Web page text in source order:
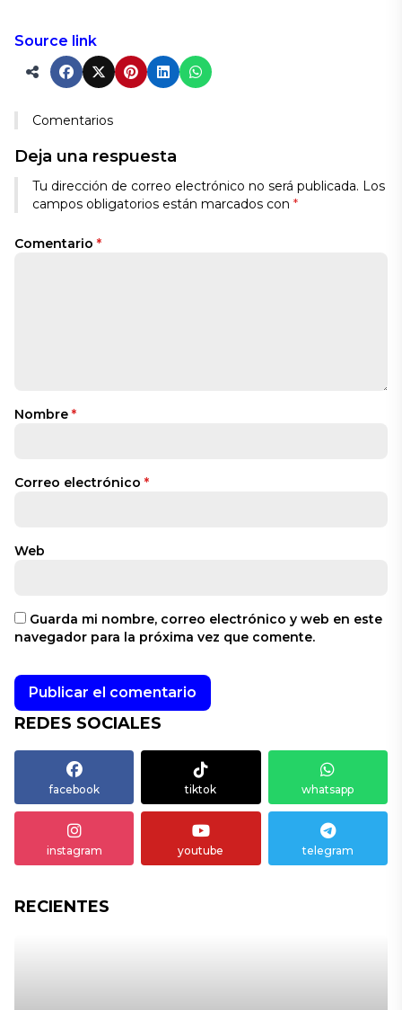
Source link
Comentarios
Deja una respuesta
Tu dirección de correo electrónico no será publicada. Los
campos obligatorios están marcados con *
Comentario *
Nombre *
Correo electrónico *
Web
Guarda mi nombre, correo electrónico y web en este
navegador para la próxima vez que comente.
Alternative:
REDES SOCIALES
facebook tiktok whatsapp
instagram youtube telegram
RECIENTES